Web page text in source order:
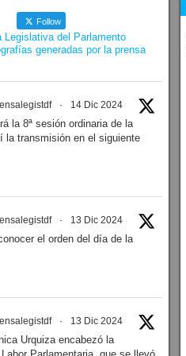
Follow
Legislativa del Parlamento
generadas por la prensa
· 14 Dic 2024
la 8ª sesión ordinaria de la
la transmisión en el siguiente
· 13 Dic 2024
el orden del día de la
· 13 Dic 2024
Urquiza encabezó la